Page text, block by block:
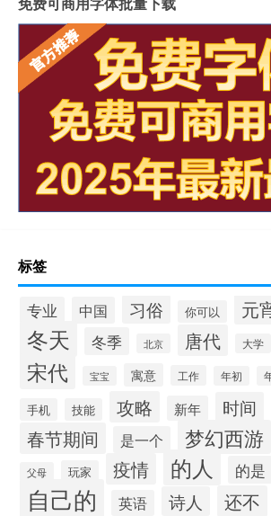
标签
专业 中国 习俗 你可以 元
冬天 冬季 北京 唐代 大学
宋代 宝宝 寓意 工作 年初
手机 技能 攻略 新年 时间
春节期间 是一个 梦幻西游
父母 玩家 疫情 的人 的是
自己的 英语 诗人 还不